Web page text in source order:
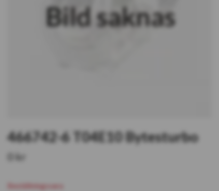
466742-6 T04E10 Bytesturbo
0 kr
Beställningsvara